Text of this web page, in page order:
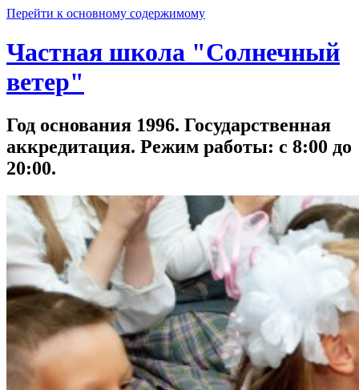
Перейти к основному содержимому
Частная школа "Солнечный
ветер"
Год основания 1996. Государственная
аккредитация. Режим работы: с 8:00 до
20:00.